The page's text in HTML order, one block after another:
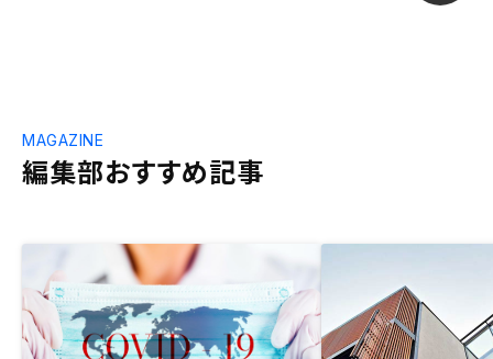
編集部おすすめ記事
MAGAZINE